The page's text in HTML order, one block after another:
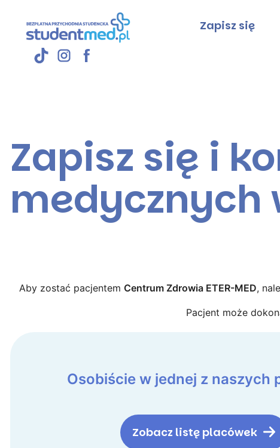
content
Bezpłatna Przechodnia Studencka
Zapisz się
Zapisz się i
medycznych
Aby zostać pacjentem Centrum Zdrowia ETER-MED,
Pacjent może
Osobiście w jednej z naszych
Zobacz listę placówek